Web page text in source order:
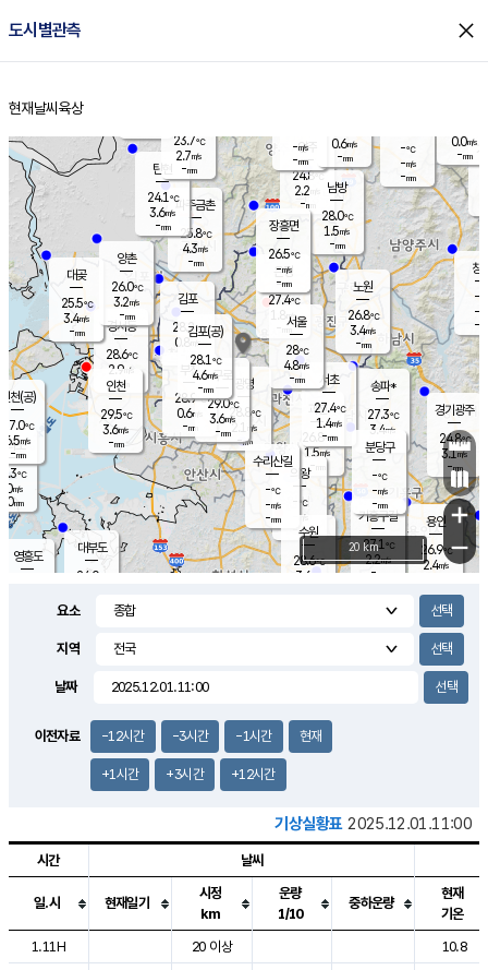
도시별관측 close
홈
현재날씨 육상
의도
℃
m/s
mm
영흥도
양주
24.8℃
2.2
-mm
과천
26.8℃
1.5m/s
- mm
용인
26.9℃
2.4m/s
경기광주
24.8℃
3.1m/s
-mm
2.4m/s
대부도
24.0
14.5
경서동
28.6℃
2.9m/s
-mm
파주금촌
25.8℃
4.3m/s
-mm
-℃
-m/s
-mm
대곶
25.5℃
3.4m/s
-mm
창
-
-m/
-
탄현
24.1℃
3.6m/s
-mm
0.0m/s
-mm
의왕
- ℃
m/s
mm
김포
28.2℃
0.8 m/s
mm
광명
28.8 ℃
2.1 m/s
-mm
부천
28.9℃
0.6m/s
-mm
양촌
26.0℃
3.2m/s
-mm
구로
29.0℃
3.6m/s
-mm
은평
27.4℃
1.8 m/s
- mm
노원
26.8℃
3.4m/s
-mm
송파*
27.3℃
3.4m/s
-mm
서초
27.4℃
1.4m/s
-mm
남방
28.0℃
1.5m/s
-mm
기흥구갈
27.1℃
2.2m/s
-
수리산길
-℃
-m/s
-mm
분당구
-℃
-m/s
-mm
장흥면
26.5℃
-m/s
-mm
-m/s
-mm
인천(공)
27.0℃
6.5m/s
-mm
김포(공)
28.1℃
4.6m/s
-mm
수원
28.6℃
3.6 m/s
인천
29.5℃
3.6m/s
-mm
서울
28℃
4.8m/s
-mm
23.7℃
2.7m/s
-mm
0.6m/s
-mm
+
−
20 km
요소
지역
날짜
이전자료 -12시간 -3시간 -1시간 현재
+1시간 +3시간 +12시간
기상실황표 2025.12.01.11:00
도시별 기상실황표로 지점, 날씨, 기온, 강수, 바람, 기압등을 안내한 표입
시간 날씨
일.시 현재일기
시정
km
운량
1/10
중하운량
현재
기온
1.11H
20 이상
10.8